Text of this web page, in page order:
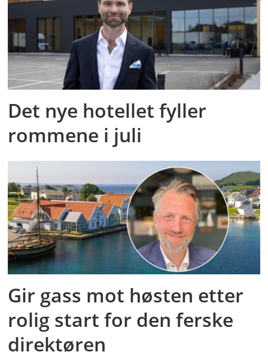
Det nye hotellet fyller
rommene i juli
Gir gass mot høsten etter
rolig start for den ferske
direktøren